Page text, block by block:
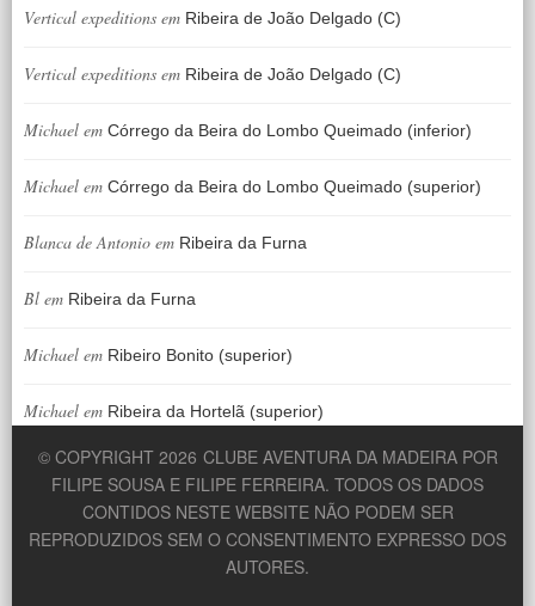
Vertical expeditions em Ribeira de João Delgado (C)
Vertical expeditions em Ribeira de João Delgado (C)
Michael em Córrego da Beira do Lombo Queimado (inferior)
Michael em Córrego da Beira do Lombo Queimado (superior)
Blanca de Antonio em Ribeira da Furna
Bl em Ribeira da Furna
Michael em Ribeiro Bonito (superior)
Michael em Ribeira da Hortelã (superior)
© COPYRIGHT 2026 CLUBE AVENTURA DA MADEIRA POR
FILIPE SOUSA E FILIPE FERREIRA. TODOS OS DADOS
CONTIDOS NESTE WEBSITE NÃO PODEM SER
REPRODUZIDOS SEM O CONSENTIMENTO EXPRESSO DOS
AUTORES.